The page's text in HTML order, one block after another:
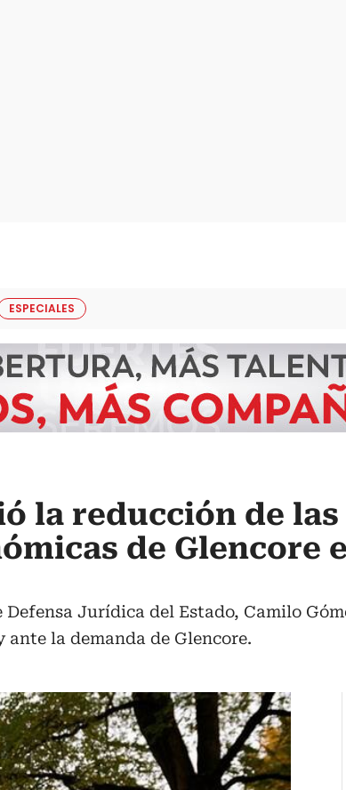
ESPECIALES
la reducción de las
de Glencore
Jurídica del Estado, Camilo
la demanda de Glencore.